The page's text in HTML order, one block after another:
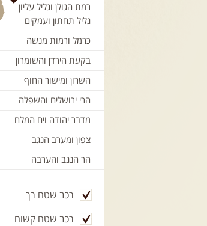
רמת הגולן וגליל עליון
גליל תחתון ועמקים
כרמל ורמות מנשה
בקעת הירדן והשומרון
השרון ומישור החוף
הרי ירושלים והשפלה
מדבר יהודה וים המלח
צפון ומערב הנגב
הר הנגב והערבה
רכב שטח רך
רכב שטח קשוח